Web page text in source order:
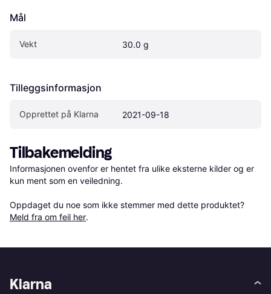
Mål
Vekt 30.0 g
Tilleggsinformasjon
Opprettet på Klarna 2021-09-18
Tilbakemelding
Informasjonen ovenfor er hentet fra ulike eksterne kilder og er
kun ment som en veiledning.
Oppdaget du noe som ikke stemmer med dette produktet?
Meld fra om feil her.
Klarna